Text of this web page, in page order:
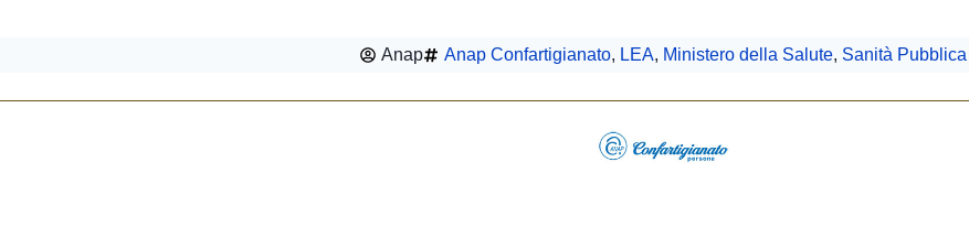
Anap Anap Confartigianato, LEA, Ministero della Salute, Sanità Pubblica